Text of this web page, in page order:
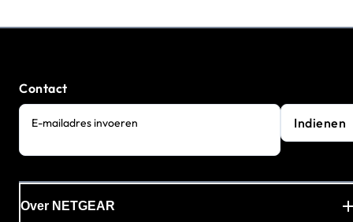
Contact
E-mailadres invoeren Indienen
Over NETGEAR